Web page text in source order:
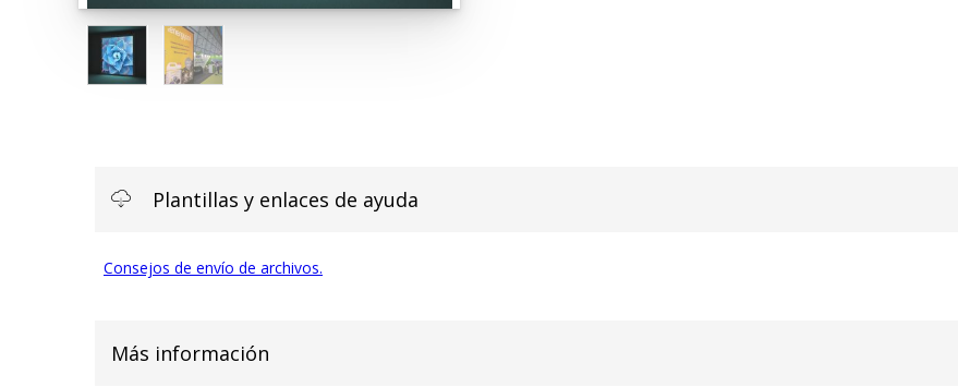
Plantillas y enlaces de ayuda
Consejos de envío de archivos.
Más información